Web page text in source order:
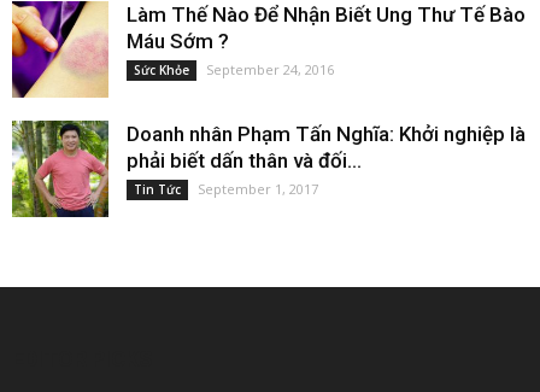
Làm Thế Nào Để Nhận Biết Ung Thư Tế Bào
Máu Sớm ?
Sức Khỏe September 24, 2016
Doanh nhân Phạm Tấn Nghĩa: Khởi nghiệp là
phải biết dấn thân và đối...
Tin Tức September 1, 2017